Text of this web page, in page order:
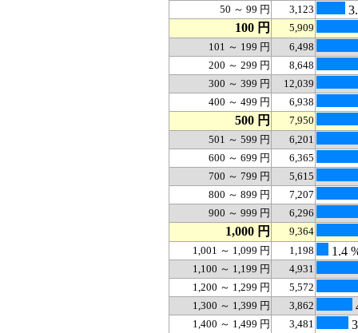
50 ～ 99 円 3,123
100 円
5,909
101 ～ 199 円
6,498
200 ～ 299 円
8,648
300 ～ 399 円
12,039
400 ～ 499 円
6,938
500 円
7,950
501 ～ 599 円
6,201
600 ～ 699 円
6,365
700 ～ 799 円
5,615
800 ～ 899 円
7,207
900 ～ 999 円
6,296
1,000 円
9,364
1,001 ～ 1,099 円
1,198 1.4
1,100 ～ 1,199 円
4,931
1,200 ～ 1,299 円
5,572
1,300 ～ 1,399 円
3,862
1,400 ～ 1,499 円 3,481